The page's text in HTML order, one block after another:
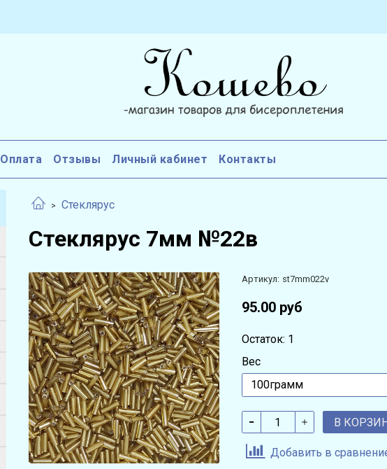
Оплата Отзывы Личный кабинет Контакты
Стеклярус
Стеклярус 7мм №22в
Артикул: st7mm022v
95.00 руб
Остаток: 1
Вес
В
Добавить в